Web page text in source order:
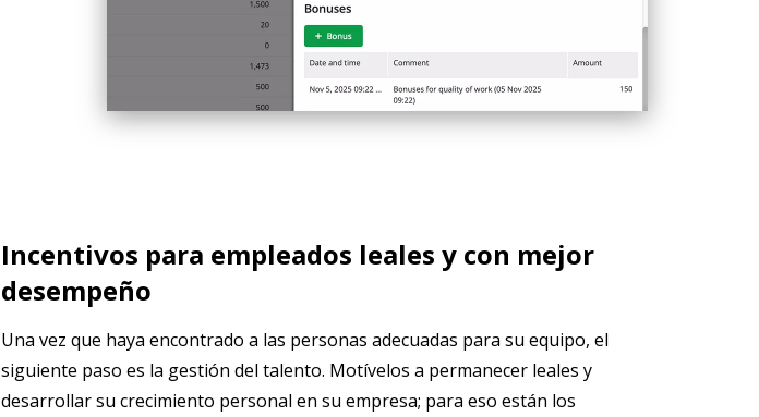
Incentivos para empleados leales y con mejor
desempeño
Una vez que haya encontrado a las personas adecuadas para su equipo, el
siguiente paso es la gestión del talento. Motívelos a permanecer leales y
desarrollar su crecimiento personal en su empresa; para eso están los